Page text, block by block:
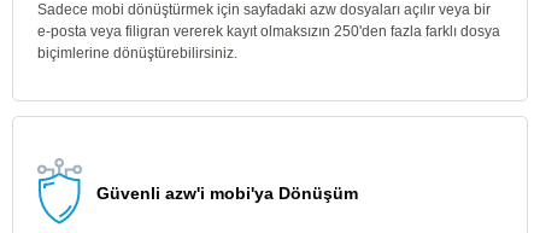
Sadece mobi dönüştürmek için sayfadaki azw dosyaları açılır veya bir
e-posta veya filigran vererek kayıt olmaksızın 250'den fazla farklı dosya
biçimlerine dönüştürebilirsiniz.
Güvenli azw'i mobi'ya Dönüşüm